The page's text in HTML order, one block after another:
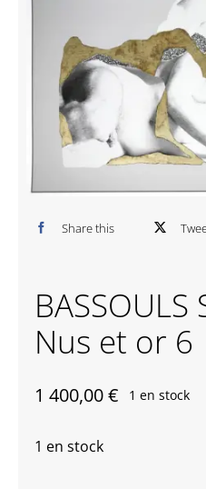
Artistes
Éditions
Area revue)s(
À propos
Contactez-nous
Share this
Nus et or 6
1 400,00€ 1 en stock
1 en stock